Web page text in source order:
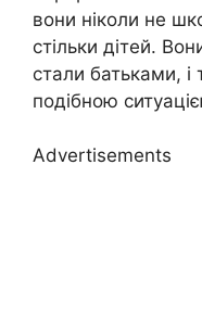
вони ніколи не
стільки дітей.
стали батьками, і
подібною
Advertisements